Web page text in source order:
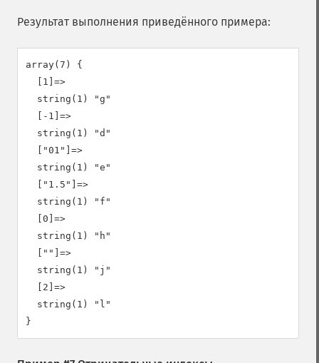
Результат выполнения приведённого примера:
array(7) {
  [1]=>
  string(1) "g"
  [-1]=>
  string(1) "d"
  ["01"]=>
  string(1) "e"
  ["1.5"]=>
  string(1) "f"
  [0]=>
  string(1) "h"
  [""]=>
  string(1) "j"
  [2]=>
  string(1) "l"